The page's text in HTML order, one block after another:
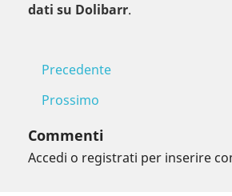
dati su Dolibarr.
Precedente
Prossimo
Commenti
Accedi o registrati per inserire